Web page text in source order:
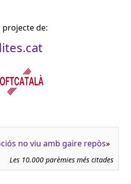
projecte de:
no viu amb gaire repòs»
Les 10.000 parèmies més citades